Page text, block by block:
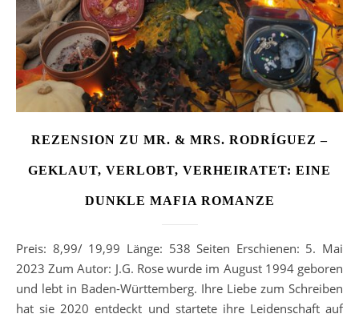
REZENSION ZU MR. & MRS. RODRÍGUEZ –
GEKLAUT, VERLOBT, VERHEIRATET: EINE
DUNKLE MAFIA ROMANZE
Preis: 8,99/ 19,99 Länge: 538 Seiten Erschienen: 5. Mai
2023 Zum Autor: J.G. Rose wurde im August 1994 geboren
und lebt in Baden-Württemberg. Ihre Liebe zum Schreiben
hat sie 2020 entdeckt und startete ihre Leidenschaft auf